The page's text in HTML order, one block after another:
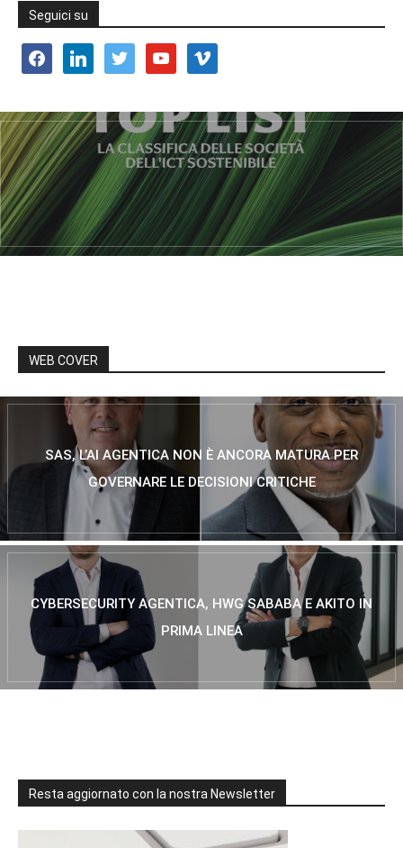
Seguici su
facebooklinkedin twitter youtube vimeo
WEB COVER
SAS, L’AI AGENTICA NON È ANCORA MATURA PER
GOVERNARE LE DECISIONI CRITICHE
CYBERSECURITY AGENTICA, HWG SABABA E AKITO IN
PRIMA LINEA
Resta aggiornato con la nostra Newsletter